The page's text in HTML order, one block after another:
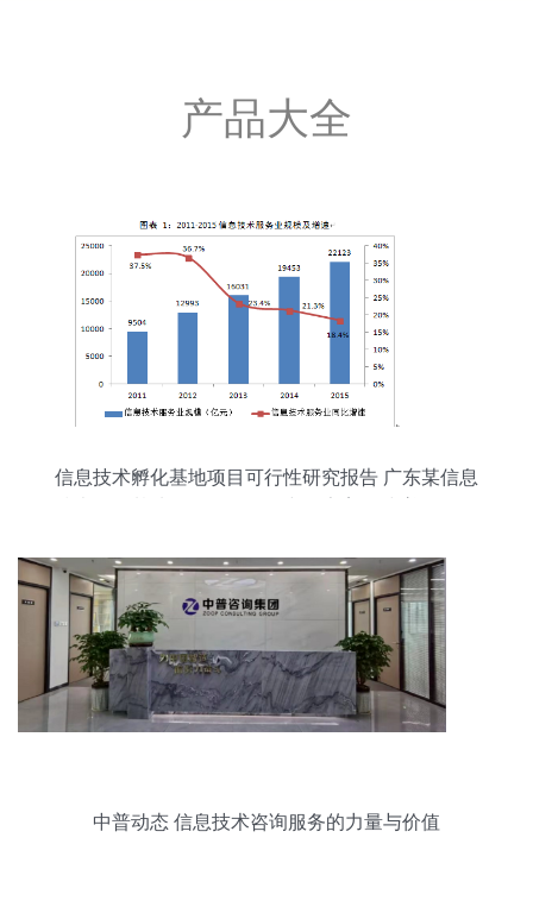
产品大全
信息技术孵化基地项目可行性研究报告 广东某信息
中普动态 信息技术咨询服务的力量与价值